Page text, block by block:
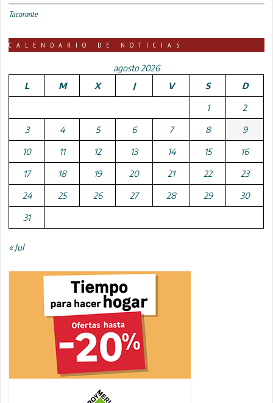
Tacoronte
CALENDARIO DE NOTICIAS
agosto 2026
L
M X J V S D
1 2
3 4 5 6 7 8 9
10 11 12 13 14 15 16
17 18 19 20 21 22 23
24 25 26 27 28 29 30
31
« Jul